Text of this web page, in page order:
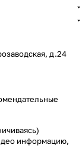
д.24
информацию,